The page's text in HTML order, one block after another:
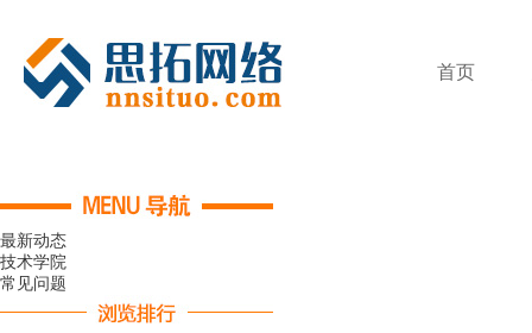
首页
最新动态
技术学院
常见问题